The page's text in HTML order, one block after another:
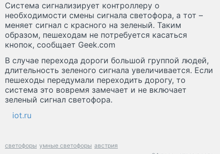
Система сигнализирует контроллеру о
необходимости смены сигнала светофора, а тот –
меняет сигнал с красного на зеленый. Таким
образом, пешеходам не потребуется касаться
кнопок, сообщает Geek.com
В случае перехода дороги большой группой людей,
длительность зеленого сигнала увеличивается. Если
пешеходы передумали переходить дорогу, то
система это вовремя замечает и не включает
зеленый сигнал светофора.
iot.ru
светофоры умные светофоры австрия